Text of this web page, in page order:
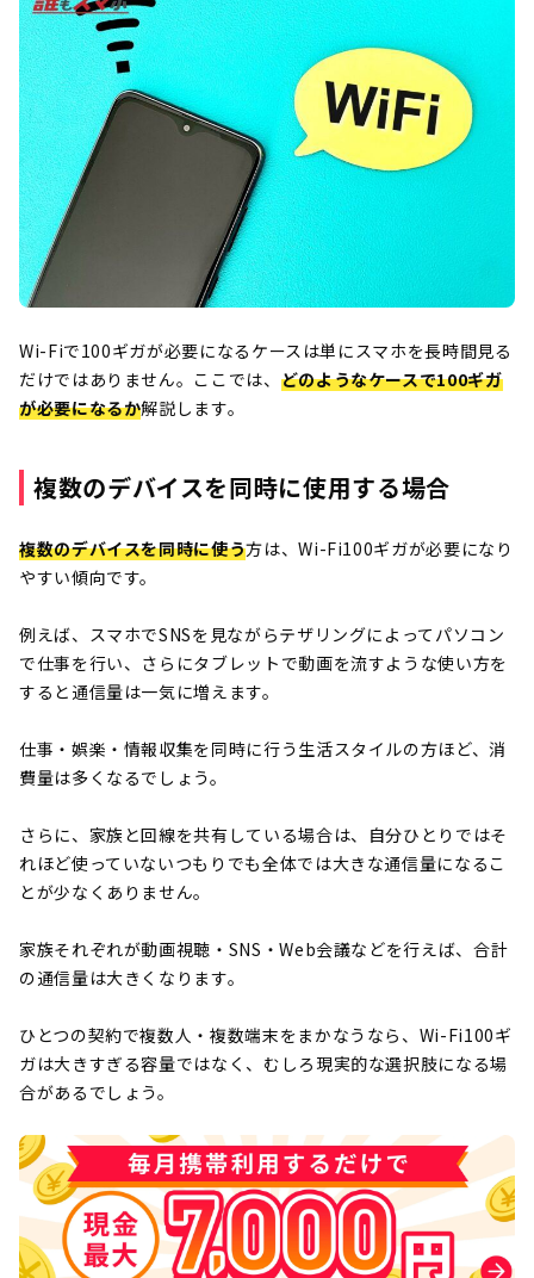
Wi-Fiで100ギガが必要になるケースは単にスマホを長時間見る
だけではありません。ここでは、 どのようなケースで100ギガ
が必要になるか解説します。
複数のデバイスを同時に使用する場合
複数のデバイスを同時に使う方は、Wi-Fi100ギガが必要になり
やすい傾向です。
例えば、スマホでSNSを見ながらテザリングによってパソコン
で仕事を行い、さらにタブレットで動画を流すような使い方を
すると通信量は一気に増えます。
仕事・娯楽・情報収集を同時に行う生活スタイルの方ほど、消
費量は多くなるでしょう。
さらに、家族と回線を共有している場合は、自分ひとりではそ
れほど使っていないつもりでも全体では大きな通信量になるこ
とが少なくありません。
家族それぞれが動画視聴・SNS・Web会議などを行えば、合計
の通信量は大きくなります。
ひとつの契約で複数人・複数端末をまかなうなら、Wi-Fi100ギ
ガは大きすぎる容量ではなく、むしろ現実的な選択肢になる場
合があるでしょう。